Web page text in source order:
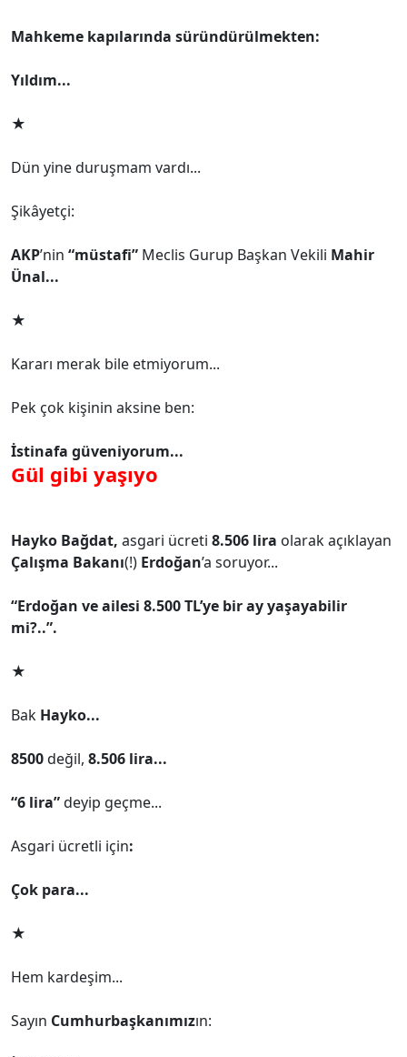
Mahkeme kapılarında süründürülmekten:
Yıldım...
★
Dün yine duruşmam vardı...
Şikâyetçi:
AKP’nin “müstafi” Meclis Gurup Başkan Vekili Mahir
Ünal...
★
Kararı merak bile etmiyorum...
Pek çok kişinin aksine ben:
İstinafa güveniyorum...
Gül gibi yaşıyo
Hayko Bağdat, asgari ücreti 8.506 lira olarak açıklayan
Çalışma Bakanı(!) Erdoğan’a soruyor...
“Erdoğan ve ailesi 8.500 TL’ye bir ay yaşayabilir
mi?..”.
★
Bak Hayko...
8500değil, 8.506 lira...
“6 lira”deyip geçme...
Asgari ücretli için:
Çok para...
★
Hem kardeşim...
Sayın Cumhurbaşkanımızın: